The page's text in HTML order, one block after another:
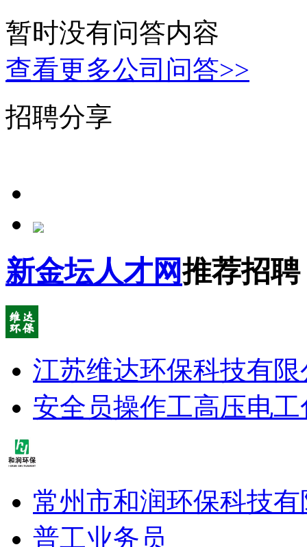
暂时没有问答内容
查看更多公司问答>>
招聘分享
新金坛人才网推荐招聘
江苏维达环保科技有限
安全员操作工高压电工
常州市和润环保科技
普工业务员